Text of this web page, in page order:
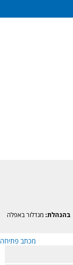
בהנהלת: מגדלור באפלה
מכתב פתיחה